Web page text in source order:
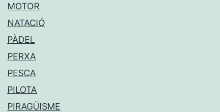
MOTOR
NATACIÓ
PÀDEL
PERXA
PESCA
PILOTA
PIRAGÜISME